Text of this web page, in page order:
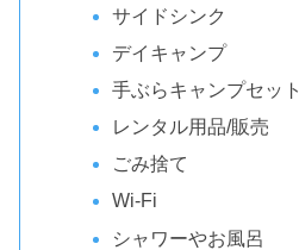
サイドシンク
デイキャンプ
手ぶらキャンプセット
レンタル用品/販売
ごみ捨て
Wi-Fi
シャワーやお風呂